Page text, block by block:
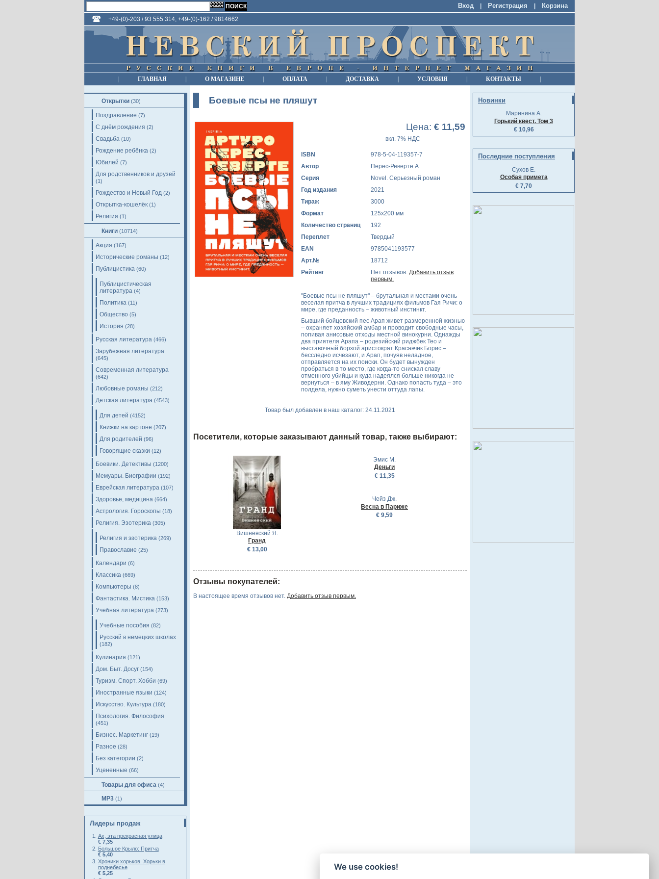
Вход Регистрация Корзина
+49-(0)-203 / 93 555 314, +49-(0)-162 / 9814662
ГЛАВНАЯ О МАГАЗИНЕ ОПЛАТА ДОСТАВКА УСЛОВИЯ КОНТАКТЫ
Открытки (30)
Поздравление (7)
С днём рождения (2)
Свадьба (10)
Рождение ребёнка (2)
Юбилей (7)
Для родственников и друзей
(1)
Рождество и Новый Год (2)
Открытка-кошелёк (1)
Религия (1)
Книги (10714)
Акция (167)
Исторические романы (12)
Публицистика (60)
Публицистическая
литература (4)
Политика (11)
Общество (5)
История (28)
Русская литература (466)
Зарубежная литература
(645)
Современная литература
(642)
Любовные романы (212)
Детская литература (4543)
Для детей (4152)
Книжки на картоне (207)
Для родителей (96)
Говорящие сказки (12)
Боевики. Детективы (1200)
Мемуары. Биографии (192)
Еврейская литература (107)
Здоровье, медицина (664)
Астрология. Гороскопы (18)
Религия. Эзотерика (305)
Религия и эзотерика (269)
Православие (25)
Календари (6)
Классика (669)
Компьютеры (8)
Фантастика. Мистика (153)
Учебная литература (273)
Учебные пособия (82)
Русский в немецких школах
(182)
Кулинария (121)
Дом. Быт. Досуг (154)
Туризм. Спорт. Хобби (69)
Иностранные языки (124)
Искусство. Культура (180)
Психология. Философия
(451)
Бизнес. Маркетинг (19)
Разное (28)
Без категории (2)
Уцененные (66)
Товары для офиса (4)
MP3 (1)
Лидеры продаж
Ах, эта прекрасная улица
€ 7,35
Большое Крыло: Притча
€ 5,40
Хроники хорьков. Хорьки в
поднебесье
€ 5,25
Боевые псы не пляшут
Цена: € 11,59
вкл. 7% НДС
ISBN
978-5-04-119357-7
Автор
Перес-Реверте А.
Серия
Novel. Серьезный роман
Год издания
2021
Тираж
3000
Формат
125x200 мм
Количество страниц
192
Переплет
Твердый
EAN
9785041193577
Арт.№
18712
Рейтинг
Нет отзывов. Добавить отзыв
первым.
"Боевые псы не пляшут" – брутальная и местами очень
веселая притча в лучших традициях фильмов Гая Ричи: о
мире, где преданность – животный инстинкт.
Бывший бойцовский пес Арап живет размеренной жизнью
– охраняет хозяйский амбар и проводит свободные часы,
попивая анисовые отходы местной винокурни. Однажды
два приятеля Арапа – родезийский риджбек Тео и
выставочный борзой аристократ Красавчик Борис –
бесследно исчезают, и Арап, почуяв неладное,
отправляется на их поиски. Он будет вынужден
пробраться в то место, где когда-то снискал славу
отменного убийцы и куда надеялся больше никогда не
вернуться – в яму Живодерни. Однако попасть туда – это
полдела, нужно суметь унести оттуда лапы.
Товар был добавлен в наш каталог: 24.11.2021
Посетители, которые заказывают данный товар, также выбирают:
Вишневский Я.
Гранд
€ 13,00
Эмис М.
Деньги
€ 11,35
Чейз Дж.
Весна в Париже
€ 9,59
Отзывы покупателей:
В настоящее время отзывов нет. Добавить отзыв первым.
Новинки
Маринина А.
Горький квест. Том 3
€ 10,96
Последние поступления
Сухов Е.
Особая примета
€ 7,70
We use cookies!